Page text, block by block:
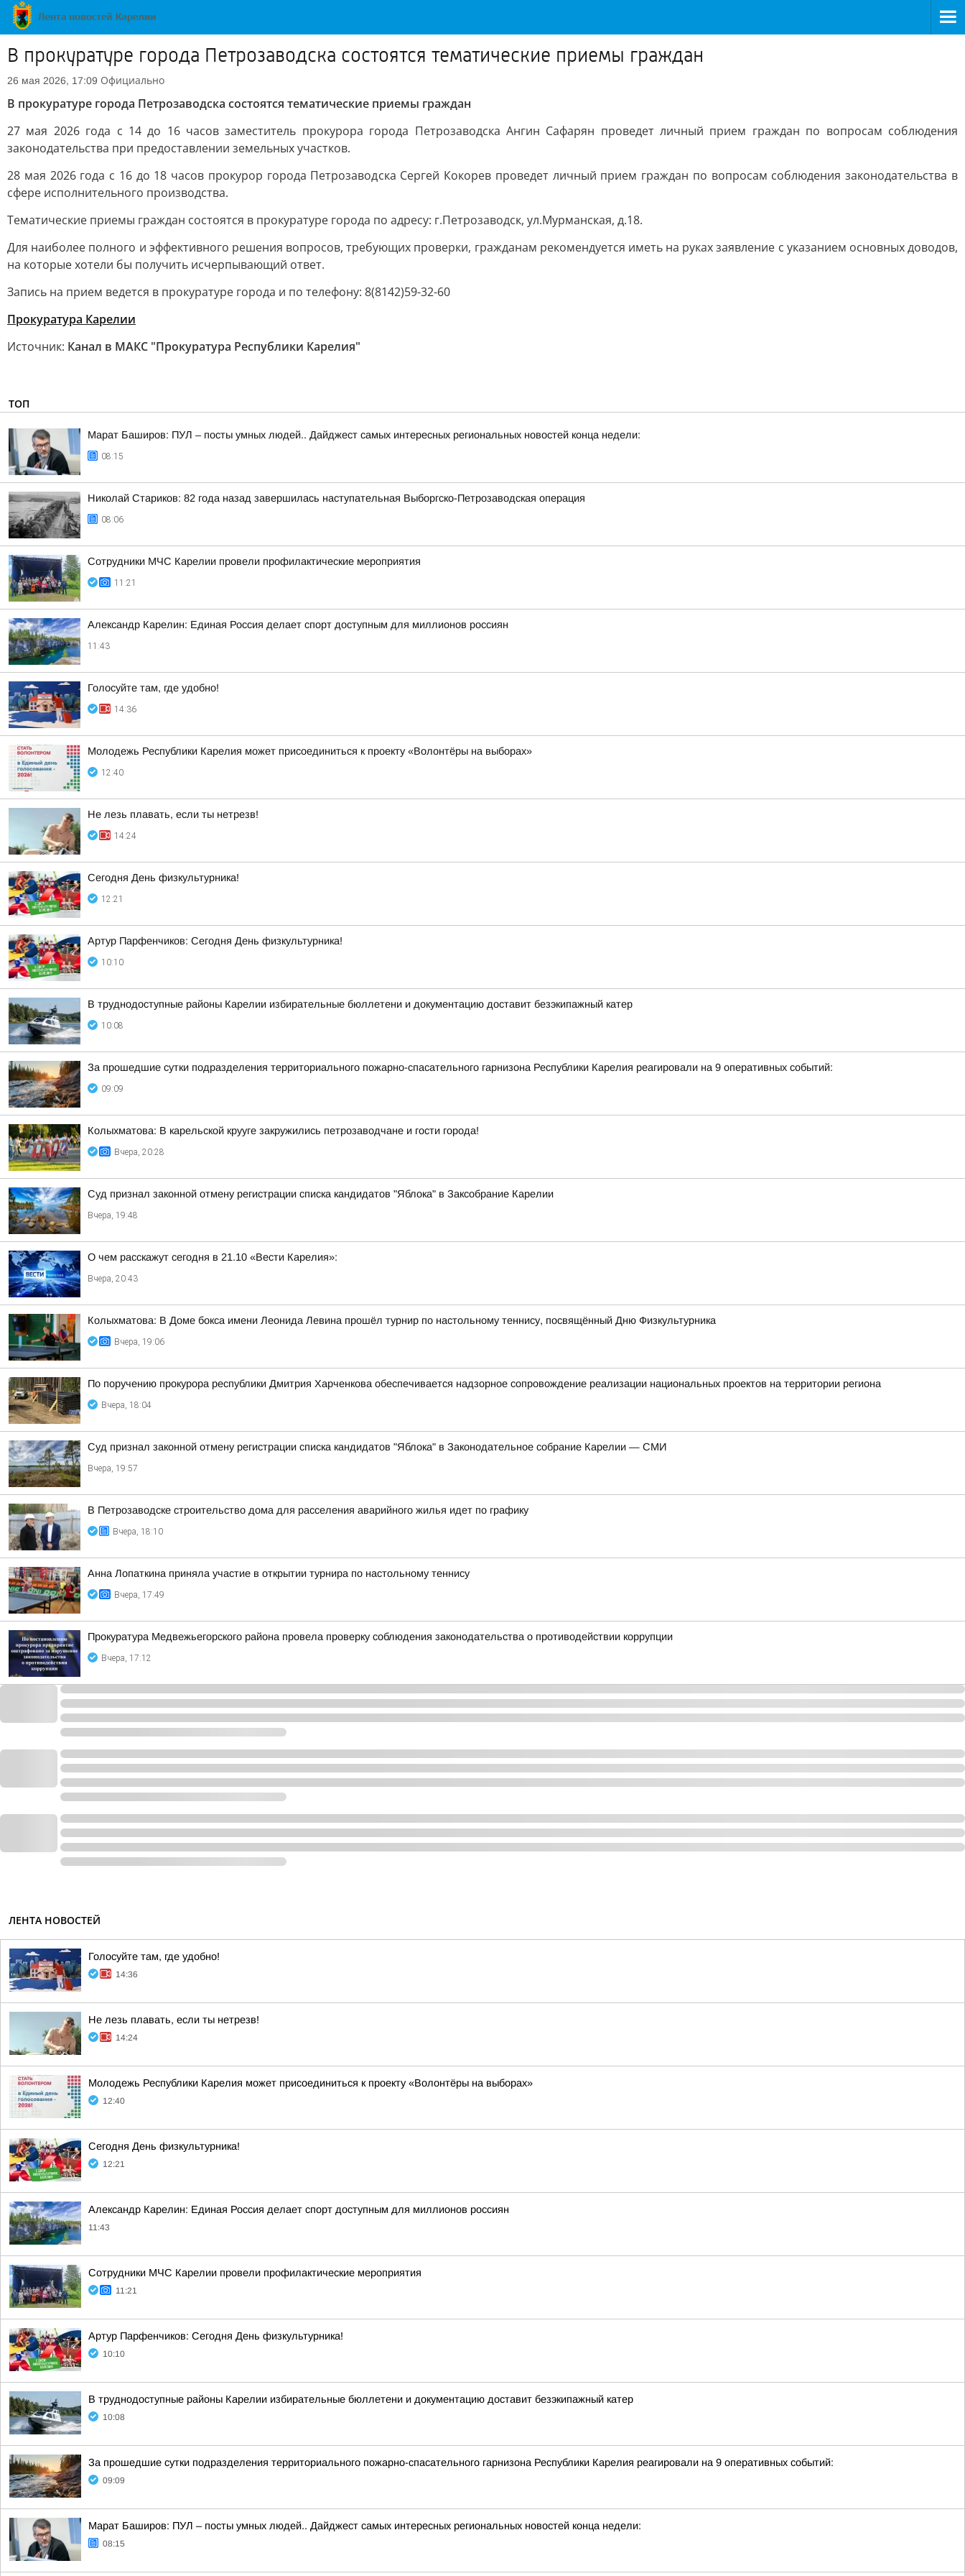
В прокуратуре города Петрозаводска состоятся тематические приемы граждан
26 мая 2026, 17:09 Официально
В прокуратуре города Петрозаводска состоятся тематические приемы граждан
27 мая 2026 года с 14 до 16 часов заместитель прокурора города Петрозаводска Ангин Сафарян проведет личный прием граждан по вопросам соблюдения
законодательства при предоставлении земельных участков.
28 мая 2026 года с 16 до 18 часов прокурор города Петрозаводска Сергей Кокорев проведет личный прием граждан по вопросам соблюдения законодательства в
сфере исполнительного производства.
Тематические приемы граждан состоятся в прокуратуре города по адресу: г.Петрозаводск, ул.Мурманская, д.18.
Для наиболее полного и эффективного решения вопросов, требующих проверки, гражданам рекомендуется иметь на руках заявление с указанием основных доводов,
на которые хотели бы получить исчерпывающий ответ.
Запись на прием ведется в прокуратуре города и по телефону: 8(8142)59-32-60
Прокуратура Карелии
Источник: Канал в МАКС "Прокуратура Республики Карелия"
ТОП
Марат Баширов: ПУЛ – посты умных людей.. Дайджест самых интересных региональных новостей конца недели:
08:15
Николай Стариков: 82 года назад завершилась наступательная Выборгско-Петрозаводская операция
08:06
Сотрудники МЧС Карелии провели профилактические мероприятия
11:21
Александр Карелин: Единая Россия делает спорт доступным для миллионов россиян
11:43
Голосуйте там, где удобно!
14:36
Молодежь Республики Карелия может присоединиться к проекту «Волонтёры на выборах»
12:40
Не лезь плавать, если ты нетрезв!
14:24
Сегодня День физкультурника!
12:21
Артур Парфенчиков: Сегодня День физкультурника!
10:10
В труднодоступные районы Карелии избирательные бюллетени и документацию доставит безэкипажный катер
10:08
За прошедшие сутки подразделения территориального пожарно-спасательного гарнизона Республики Карелия реагировали на 9 оперативных событий:
09:09
Колыхматова: В карельской крууге закружились петрозаводчане и гости города!
Вчера, 20:28
Суд признал законной отмену регистрации списка кандидатов "Яблока" в Заксобрание Карелии
Вчера, 19:48
О чем расскажут сегодня в 21.10 «Вести Карелия»:
Вчера, 20:43
Колыхматова: В Доме бокса имени Леонида Левина прошёл турнир по настольному теннису, посвящённый Дню Физкультурника
Вчера, 19:06
По поручению прокурора республики Дмитрия Харченкова обеспечивается надзорное сопровождение реализации национальных проектов на территории региона
Вчера, 18:04
Суд признал законной отмену регистрации списка кандидатов "Яблока" в Законодательное собрание Карелии — СМИ
Вчера, 19:57
В Петрозаводске строительство дома для расселения аварийного жилья идет по графику
Вчера, 18:10
Анна Лопаткина приняла участие в открытии турнира по настольному теннису
Вчера, 17:49
Прокуратура Медвежьегорского района провела проверку соблюдения законодательства о противодействии коррупции
Вчера, 17:12
ЛЕНТА НОВОСТЕЙ
Голосуйте там, где удобно!
14:36
Не лезь плавать, если ты нетрезв!
14:24
Молодежь Республики Карелия может присоединиться к проекту «Волонтёры на выборах»
12:40
Сегодня День физкультурника!
12:21
Александр Карелин: Единая Россия делает спорт доступным для миллионов россиян
11:43
Сотрудники МЧС Карелии провели профилактические мероприятия
11:21
Артур Парфенчиков: Сегодня День физкультурника!
10:10
В труднодоступные районы Карелии избирательные бюллетени и документацию доставит безэкипажный катер
10:08
За прошедшие сутки подразделения территориального пожарно-спасательного гарнизона Республики Карелия реагировали на 9 оперативных событий:
09:09
Марат Баширов: ПУЛ – посты умных людей.. Дайджест самых интересных региональных новостей конца недели:
08:15